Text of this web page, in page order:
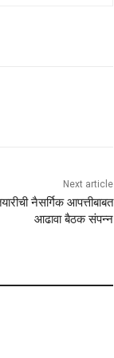
Next article
नैसर्गिक आपत्तीबाबत
आढावा बैठक संपन्न